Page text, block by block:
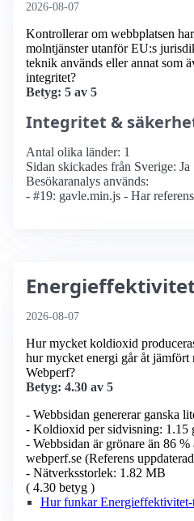
2026-08-07
Kontrollerar om webbplatsen
molntjänster utanför EU:s
teknik används eller annat som
integritet?
Betyg: 5 av 5
Integritet &
Antal olika länder: 1
Sidan skickades från Sverige: Ja
Besökaranalys används:
- #19: gavle.min.js - Har
2026-08-07
Hur mycket koldioxid
hur mycket energi går åt jämfört
Webperf?
Betyg: 4.30 av 5
- Webbsidan genererar ganska
- Koldioxid per sidvisning: 1.15
- Webbsidan är grönare än 86 %
webperf.se (Referens
- Nätverksstorlek: 1.82 MB
( 4.30 betyg )
Hur funkar Energieffektivitet-